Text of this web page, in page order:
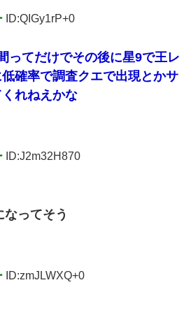
ID:QIGy1rP+0
ってだけでその後に星9で王レ
確率で調査クエで出現とかサ
れねえかな
ID:J2m32H870
ってそう
ID:zmJLWXQ+0